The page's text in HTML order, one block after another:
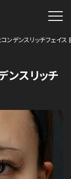
ンデンスリッチフェイス
ンスリッチ